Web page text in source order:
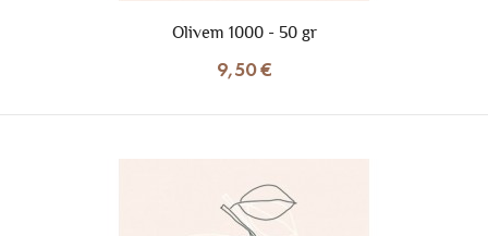
Olivem 1000 - 50 gr
9,50 €